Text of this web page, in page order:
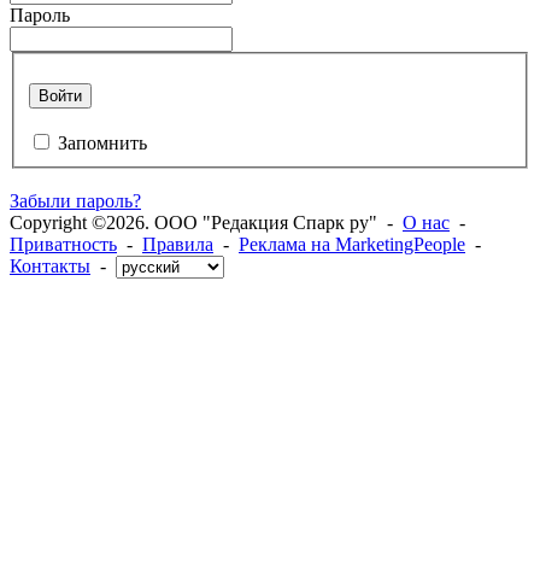
Пароль
Войти
Запомнить
Забыли пароль?
Copyright ©2026. ООО "Редакция Спарк ру" - О нас -
Приватность - Правила - Реклама на MarketingPeople -
Контакты -